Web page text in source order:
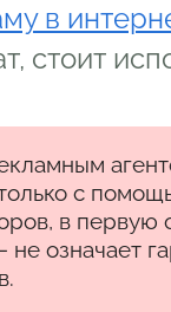
в
стоит
с
в первую
означает